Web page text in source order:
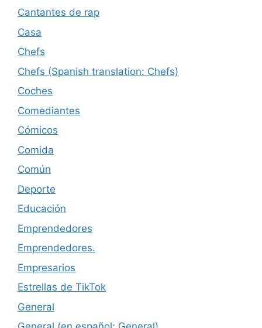
Cantantes de rap
Casa
Chefs
Chefs (Spanish translation: Chefs)
Coches
Comediantes
Cómicos
Comida
Común
Deporte
Educación
Emprendedores
Emprendedores.
Empresarios
Estrellas de TikTok
General